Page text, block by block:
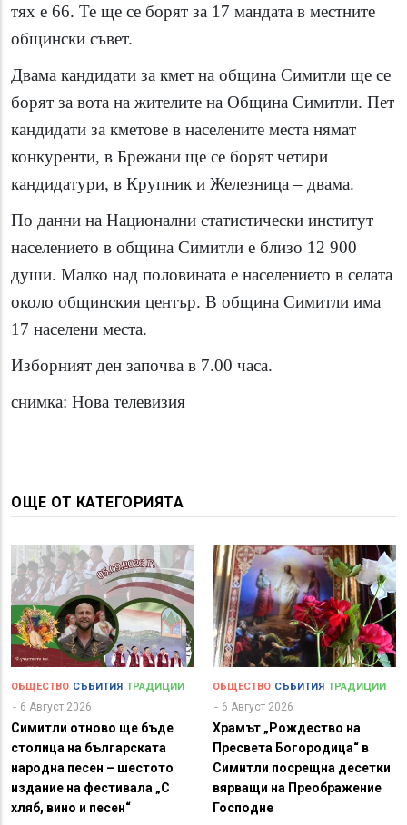
тях е 66. Те ще се борят за 17 мандата в местните
общински съвет.
Двама кандидати за кмет на община Симитли ще се
борят за вота на жителите на Община Симитли. Пет
кандидати за кметове в населените места нямат
конкуренти, в Брежани ще се борят четири
кандидатури, в Крупник и Железница – двама.
По данни на Национални статистически институт
населението в община Симитли е близо 12 900
души. Малко над половината е населението в селата
около общинския център. В община Симитли има
17 населени места.
Изборният ден започва в 7.00 часа.
снимка: Нова телевизия
ОЩЕ ОТ КАТЕГОРИЯТА
ОБЩЕСТВО СЪБИТИЯ ТРАДИЦИИ
6 Август 2026
Симитли отново ще бъде
столица на българската
народна песен – шестото
издание на фестивала „С
хляб, вино и песен“
ОБЩЕСТВО СЪБИТИЯ ТРАДИЦИИ
6 Август 2026
Храмът „Рождество на
Пресвета Богородица“ в
Симитли посрещна десетки
вярващи на Преображение
Господне